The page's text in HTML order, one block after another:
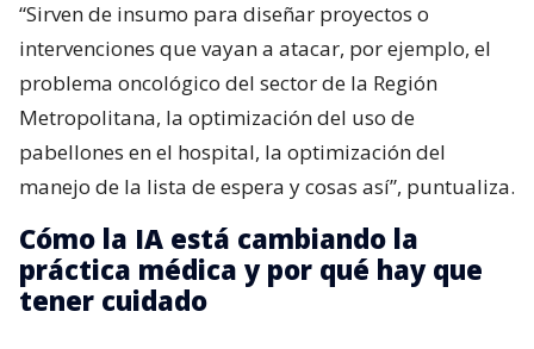
“Sirven de insumo para diseñar proyectos o
intervenciones que vayan a atacar, por ejemplo, el
problema oncológico del sector de la Región
Metropolitana, la optimización del uso de
pabellones en el hospital, la optimización del
manejo de la lista de espera y cosas así”, puntualiza.
Cómo la IA está cambiando la
práctica médica y por qué hay que
tener cuidado